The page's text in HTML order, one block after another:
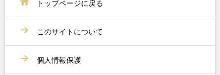
トップページに戻る
このサイトについて
個人情報保護